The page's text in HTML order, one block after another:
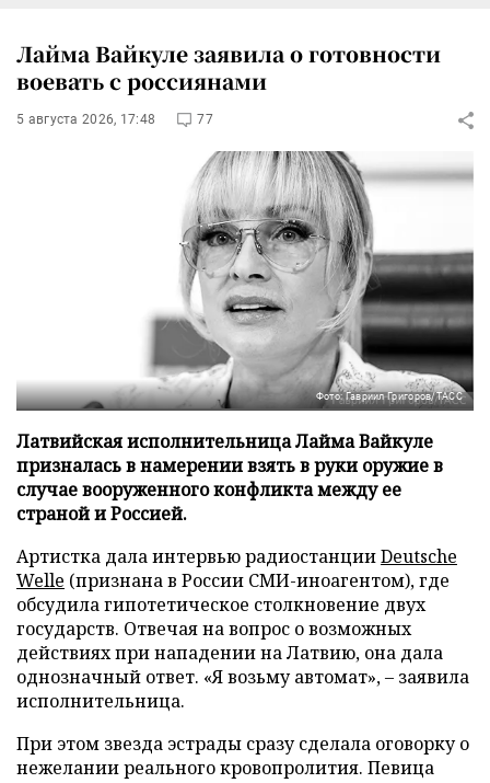
Лайма Вайкуле заявила о готовности
воевать с россиянами
5 августа 2026, 17:48 77
Фото: Гавриил Григоров/ТАСС
Латвийская исполнительница Лайма Вайкуле
призналась в намерении взять в руки оружие в
случае вооруженного конфликта между ее
страной и Россией.
Артистка дала интервью радиостанцииDeutsche
Welle (признана в России СМИ-иноагентом), где
обсудила гипотетическое столкновение двух
государств. Отвечая на вопрос о возможных
действиях при нападении на Латвию, она дала
однозначный ответ. «Я возьму автомат», – заявила
исполнительница.
При этом звезда эстрады сразу сделала оговорку о
нежелании реального кровопролития. Певица